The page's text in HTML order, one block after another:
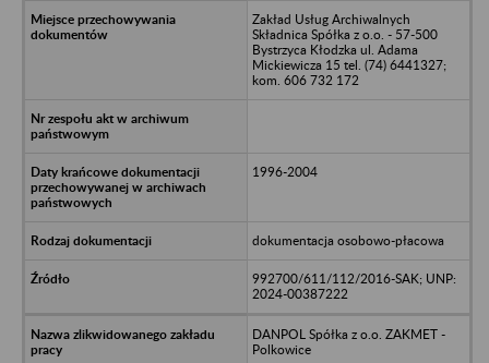
Zakład Usług Archiwalnych
Składnica Spółka z o.o. - 57-500
Bystrzyca Kłodzka ul. Adama
Mickiewicza 15 tel. (74) 6441327;
kom. 606 732 172
1996-2004
dokumentacja osobowo-płacowa
992700/611/112/2016-SAK; UNP:
2024-00387222
DANPOL Spółka z o.o. ZAKMET -
Polkowice